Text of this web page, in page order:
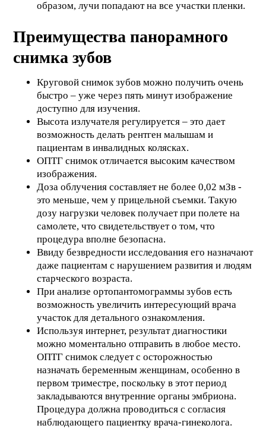
образом, лучи попадают на все участки пленки.
Преимущества панорамного
снимка зубов
Круговой снимок зубов можно получить очень
быстро – уже через пять минут изображение
доступно для изучения.
Высота излучателя регулируется – это дает
возможность делать рентген малышам и
пациентам в инвалидных колясках.
ОПТГ снимок отличается высоким качеством
изображения.
Доза облучения составляет не более 0,02 мЗв -
это меньше, чем у прицельной съемки. Такую
дозу нагрузки человек получает при полете на
самолете, что свидетельствует о том, что
процедура вполне безопасна.
Ввиду безвредности исследования его назначают
даже пациентам с нарушением развития и людям
старческого возраста.
При анализе ортопантомограммы зубов есть
возможность увеличить интересующий врача
участок для детального ознакомления.
Используя интернет, результат диагностики
можно моментально отправить в любое место.
ОПТГ снимок следует с осторожностью
назначать беременным женщинам, особенно в
первом триместре, поскольку в этот период
закладываются внутренние органы эмбриона.
Процедура должна проводиться с согласия
наблюдающего пациентку врача-гинеколога.